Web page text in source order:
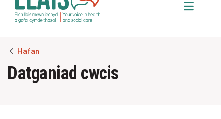
Breadcrumb
Hafan
Datganiad cwcis